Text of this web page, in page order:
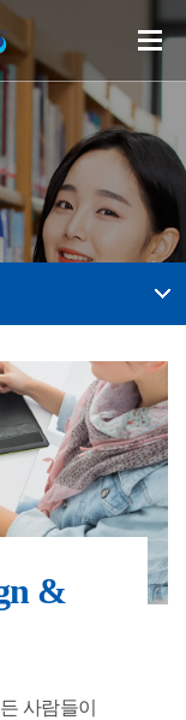
&
사람들이